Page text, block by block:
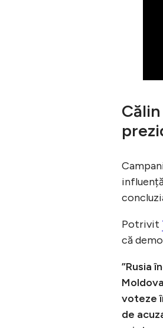
Potrivit
că
”Rusia
voteze
de